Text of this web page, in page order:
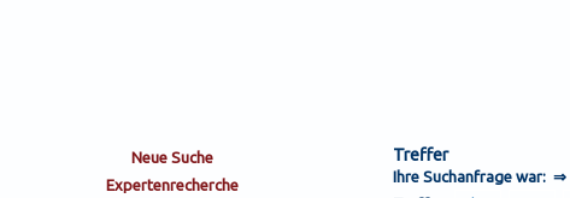
Treffer
Ihre Suchanfrage war: ⇒